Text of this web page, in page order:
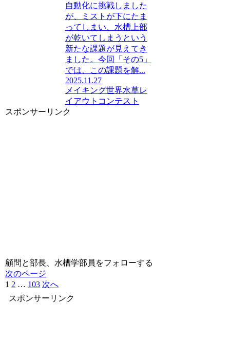
自動化に挑戦しました
が、ミストが下にたま
ってしまい、水槽上部
が乾いてしまうという
新たな課題が見えてき
ました。今回「その5」
では、この課題を解...
2025.11.27
メイキング世界水草レ
イアウトコンテスト
スポンサーリンク
顧問と部長、水槽学部員をフォローする
次のページ
1 2 … 103 次へ
スポンサーリンク